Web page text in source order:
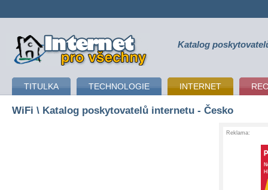
připojení k internetu Katalog
TITULKA TECHNOLOGIE INTERNET
WiFi \ Katalog poskytovatelů internetu - Česko
Reklama: